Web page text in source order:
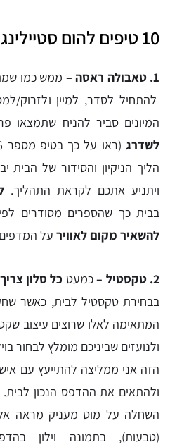
10 טיפים להום סטיילינג:
1. טאבולה ראסה
– ממש כמו
להתחיל לסדר, למיין ולזרוק/
המיונים סביר להניח שתמצאו
לשדרג
הליך הניקיון והסידור של
ויתניע אתכם לקראת התהליך.
בבית כך שהספרים מסודרים
להשאיר מקום לאוויר על
2. טקסטיל – כמעט כל סלון צריך
בבחירת טקסטיל לבית, כאשר
המתאימה לאלו שרוצים עיצוב שקט
ולנועזים שביניכם מומלץ לבחור
הזה אני ממליצה להתייעץ עם
ולהתאים את ההדפס הנכון
השחלה על מוט מעניק מראה